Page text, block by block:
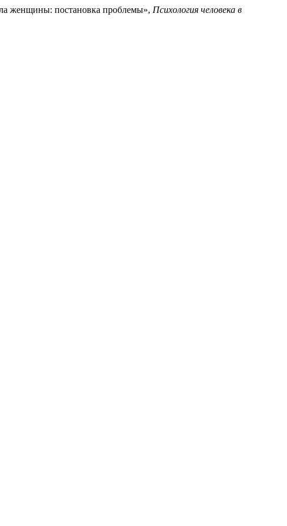
женщины: постановка проблемы», Психология человека в